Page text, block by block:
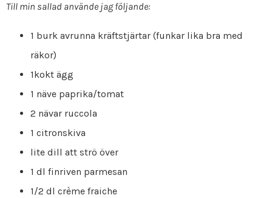
Till min sallad använde jag följande:
1 burk avrunna kräftstjärtar (funkar lika bra med
räkor)
1kokt ägg
1 näve paprika/tomat
2 nävar ruccola
1 citronskiva
lite dill att strö över
1 dl finriven parmesan
1/2 dl crème fraiche